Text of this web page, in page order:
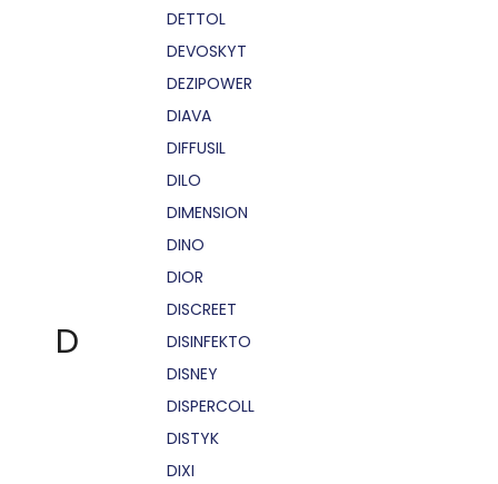
D
DETTOL
DEVOSKYT
DEZIPOWER
DIAVA
DIFFUSIL
DILO
DIMENSION
DINO
DIOR
DISCREET
DISINFEKTO
DISNEY
DISPERCOLL
DISTYK
DIXI